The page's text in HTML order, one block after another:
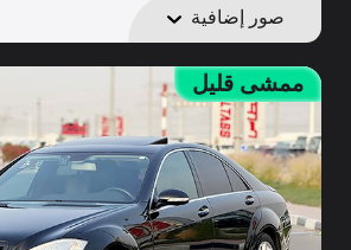
صور إضافية
ممشى قليل